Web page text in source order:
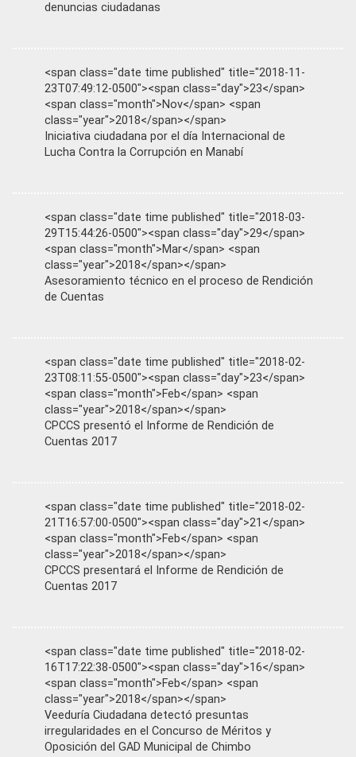
denuncias ciudadanas
<span class="date time published" title="2018-11-
23T07:49:12-0500"><span class="day">23</span>
<span class="month">Nov</span> <span
class="year">2018</span></span>
Iniciativa ciudadana por el día Internacional de
Lucha Contra la Corrupción en Manabí
<span class="date time published" title="2018-03-
29T15:44:26-0500"><span class="day">29</span>
<span class="month">Mar</span> <span
class="year">2018</span></span>
Asesoramiento técnico en el proceso de Rendición
de Cuentas
<span class="date time published" title="2018-02-
23T08:11:55-0500"><span class="day">23</span>
<span class="month">Feb</span> <span
class="year">2018</span></span>
CPCCS presentó el Informe de Rendición de
Cuentas 2017
<span class="date time published" title="2018-02-
21T16:57:00-0500"><span class="day">21</span>
<span class="month">Feb</span> <span
class="year">2018</span></span>
CPCCS presentará el Informe de Rendición de
Cuentas 2017
<span class="date time published" title="2018-02-
16T17:22:38-0500"><span class="day">16</span>
<span class="month">Feb</span> <span
class="year">2018</span></span>
Veeduría Ciudadana detectó presuntas
irregularidades en el Concurso de Méritos y
Oposición del GAD Municipal de Chimbo